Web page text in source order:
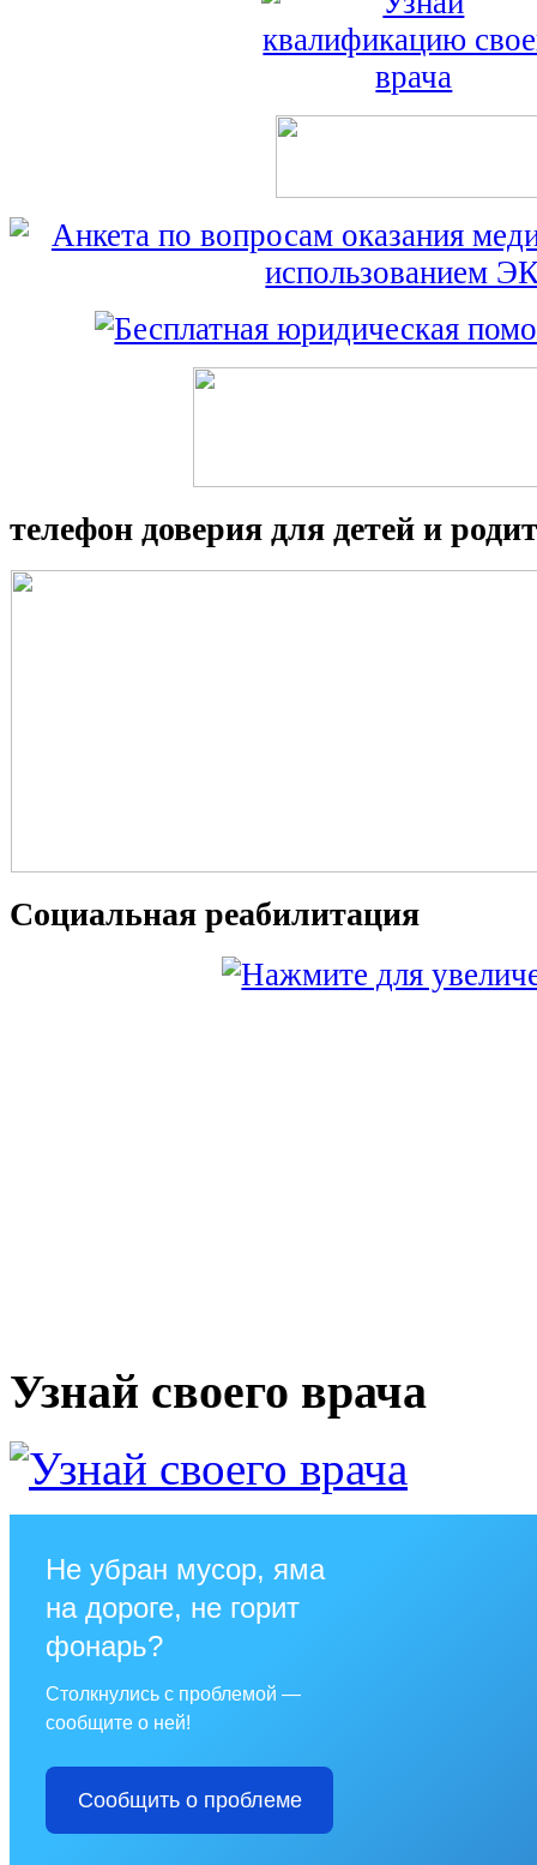
телефон доверия для детей и
Социальная реабилитация
Узнай своего врача
Не убран мусор, яма
на дороге, не горит
фонарь?
Столкнулись с проблемой —
сообщите о ней!
Сообщить о проблеме